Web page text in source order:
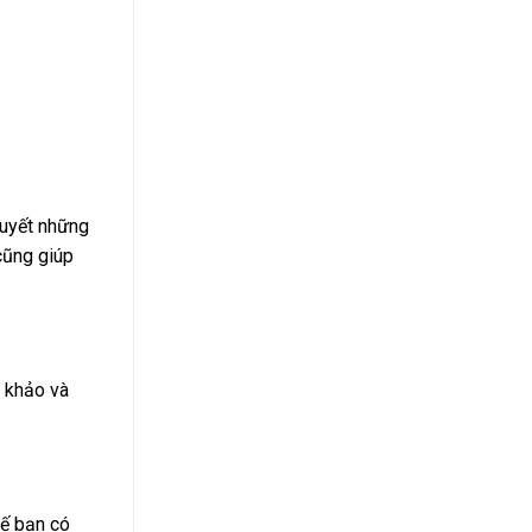
những
giúp
khảo và
bạn có